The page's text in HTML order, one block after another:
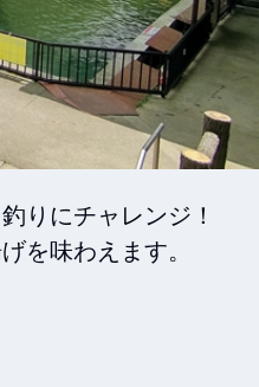
りにチャレンジ！
を味わえます。